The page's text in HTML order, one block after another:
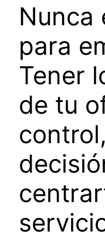
Nunca
para
Tener
de tu